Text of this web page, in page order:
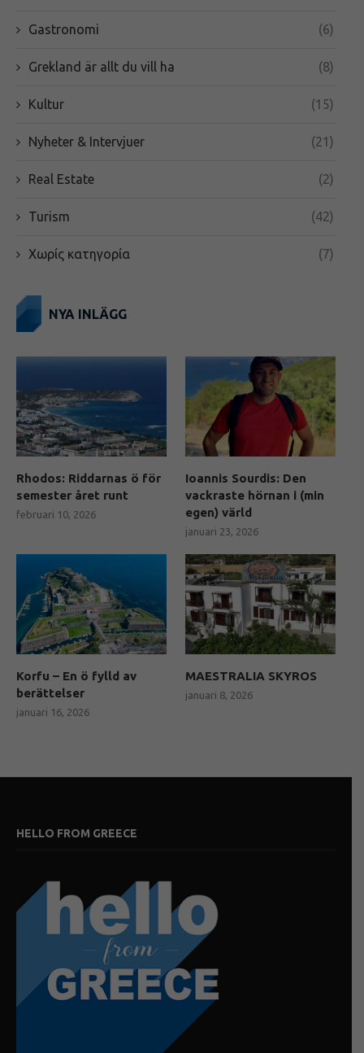
Gastronomi (6)
Grekland är allt du vill ha (8)
Kultur (15)
Nyheter & Intervjuer (21)
Real Estate (2)
Turism (42)
Χωρίς κατηγορία (7)
NYA INLÄGG
Rhodos: Riddarnas ö för
semester året runt
februari 10, 2026
Ioannis Sourdis: Den
vackraste hörnan i (min
egen) värld
januari 23, 2026
Korfu – En ö fylld av
berättelser
januari 16, 2026
MAESTRALIA SKYROS
januari 8, 2026
HELLO FROM GREECE